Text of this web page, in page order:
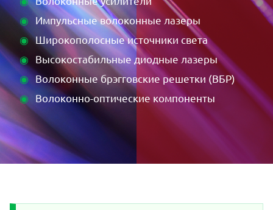
Импульсные волоконные лазеры
Широкополосные источники света
Высокостабильные диодные лазеры
Волоконные брэгговские решетки (ВБР)
Волоконно-оптические компоненты